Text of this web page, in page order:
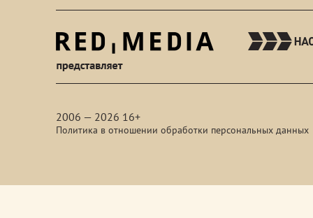
2006 — 2026 16+
Политика в отношении обработки персональных данных